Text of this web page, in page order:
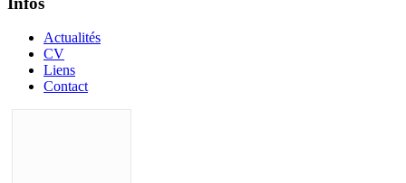
Actualités
CV
Liens
Contact